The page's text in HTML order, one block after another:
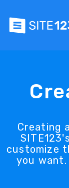
Creating
customize
you